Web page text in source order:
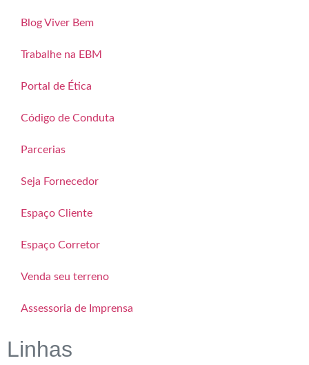
Blog Viver Bem
Trabalhe na EBM
Portal de Ética
Código de Conduta
Parcerias
Seja Fornecedor
Espaço Cliente
Espaço Corretor
Venda seu terreno
Assessoria de Imprensa
Linhas